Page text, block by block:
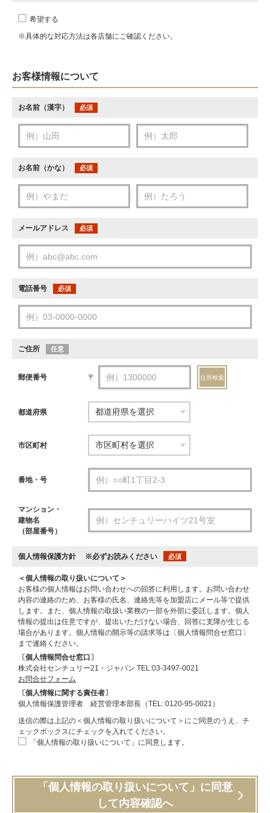
希望する
※具体的な対応方法は各店舗にご確認ください。
お客様情報について
お名前（漢字） 必須
お名前（かな） 必須
メールアドレス 必須
電話番号 必須
ご住所 任意
郵便番号 〒 住所検索
都道府県
市区町村
番地・号
マンション・
建物名
（部屋番号）
個人情報保護方針 ※必ずお読みください 必須
＜個人情報の取り扱いについて＞
お客様の個人情報はお問い合わせへの回答に利用します。お問い合わせ
内容の連絡のため、お客様の氏名、連絡先等を加盟店にメール等で提供
します。また、個人情報の取扱い業務の一部を外部に委託します。個人
情報の提出は任意ですが、提出いただけない場合、回答に支障が生じる
場合があります。個人情報の開示等の請求等は〔個人情報問合せ窓口〕
まで連絡ください。
〔個人情報問合せ窓口〕
株式会社センチュリー21・ジャパン TEL:03-3497-0021
お問合せフォーム
〔個人情報に関する責任者〕
個人情報保護管理者 経営管理本部長（TEL: 0120-95-0021）
送信の際は上記の＜個人情報の取り扱いについて＞にご同意のうえ、チ
ェックボックスにチェックを入れてください。
「個人情報の取り扱いについて」に同意します。
「個人情報の取り扱いについて」に同意
して内容確認へ